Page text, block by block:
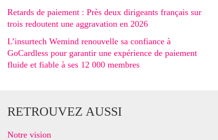
Retards de paiement : Près deux dirigeants français sur
trois redoutent une aggravation en 2026
L’insurtech Wemind renouvelle sa confiance à
GoCardless pour garantir une expérience de paiement
fluide et fiable à ses 12 000 membres
RETROUVEZ AUSSI
Notre vision